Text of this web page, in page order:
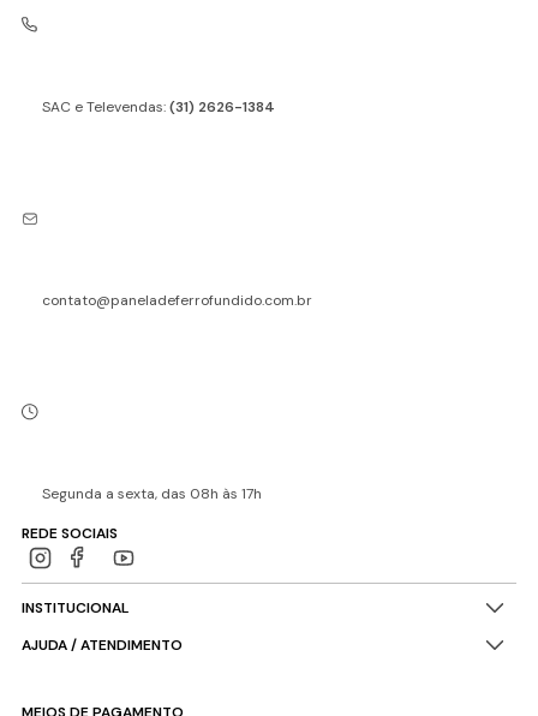
SAC e Televendas:(31) 2626-1384
contato@paneladeferrofundido.com.br
Segunda a sexta, das 08h às 17h
REDE SOCIAIS
INSTITUCIONAL
AJUDA / ATENDIMENTO
MEIOS DE PAGAMENTO